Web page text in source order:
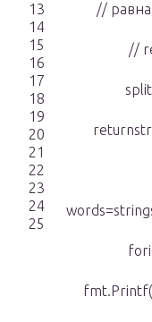
13
14
15
16
17
18
19
20
21
22
23
24
25
//
//